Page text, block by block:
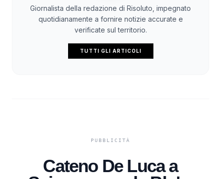
Giornalista della redazione di Risoluto, impegnato
quotidianamente a fornire notizie accurate e
verificate sul territorio.
TUTTI GLI ARTICOLI
Cateno De Luca a